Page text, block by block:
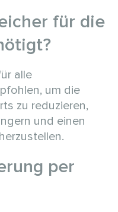
für die
alle
um die
zu reduzieren,
und einen
per